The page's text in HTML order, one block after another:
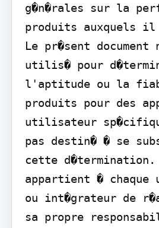
g�n�rales sur la
produits auxquels
Le pr�sent
utilis� pour
l'aptitude ou la
produits pour des
utilisateur
pas destin� � se
cette
appartient �
ou int�grateur de
sa propre